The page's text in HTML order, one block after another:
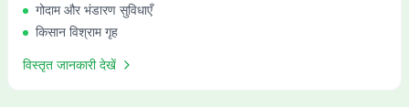
गोदाम और भंडारण सुविधाएँ
किसान विश्राम गृह
विस्तृत जानकारी देखें